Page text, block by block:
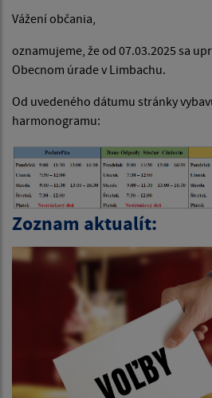
Vážení občania,
oznamujeme, že od 07.03.2025 sa
Obecnom úrade v Limbachu.
Od uvedeného dátumu stránky
harmonogramu:
Zoznam aktualít: